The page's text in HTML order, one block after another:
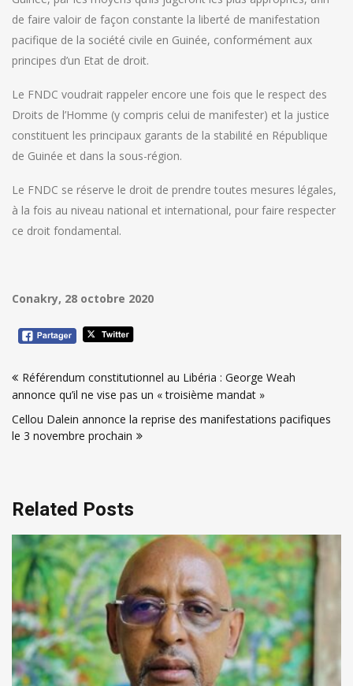
de faire valoir de façon constante la liberté de manifestation
pacifique de la société civile en Guinée, conformément aux
principes d’un Etat de droit.
Le FNDC voudrait rappeler encore une fois que le respect des
Droits de l’Homme (y compris celui de manifester) et la justice
constituent les principaux garants de la stabilité en République
de Guinée et dans la sous-région.
Le FNDC se réserve le droit de prendre toutes mesures légales,
à la fois au niveau national et international, pour faire respecter
ce droit fondamental.
Conakry, 28 octobre 2020
de
l’article
Référendum constitutionnel au Libéria : George Weah
annonce qu’il ne vise pas un « troisième mandat »
Cellou Dalein annonce la reprise des manifestations pacifiques
le 3 novembre prochain
Related Posts